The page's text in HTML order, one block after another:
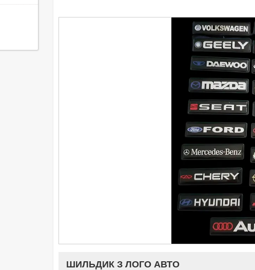
ШИЛЬДИК З ЛОГО АВТО